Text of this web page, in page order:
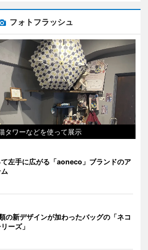
フォトフラッシュ
タワーなどを使って展示
て左手に広がる「aoneco」ブランドのア
の新デザインが加わったバッグの「ネコ
ーズ」